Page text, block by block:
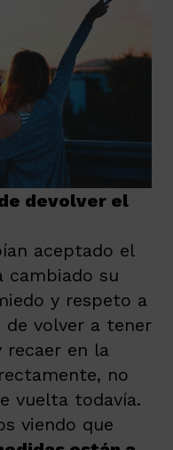
devolver el
aceptado el
cambiado su
y respeto a
volver a tener
recaer en la
no
vuelta todavía.
viendo que